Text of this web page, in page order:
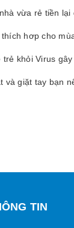
vừa rẻ tiền lại
hơp cho
khỏi Virus gây
và giặt tay bạn
TIN